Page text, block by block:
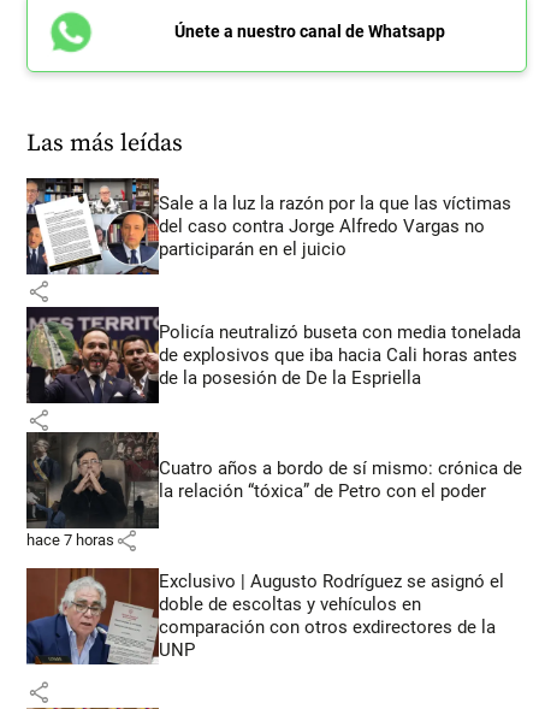
Únete a nuestro canal de Whatsapp
Las más leídas
Sale a la luz la razón por la que las víctimas
del caso contra Jorge Alfredo Vargas no
participarán en el juicio
share
Policía neutralizó buseta con media tonelada
de explosivos que iba hacia Cali horas antes
de la posesión de De la Espriella
share
Cuatro años a bordo de sí mismo: crónica de
la relación “tóxica” de Petro con el poder
hace 7 horas share
Exclusivo | Augusto Rodríguez se asignó el
doble de escoltas y vehículos en
comparación con otros exdirectores de la
UNP
share